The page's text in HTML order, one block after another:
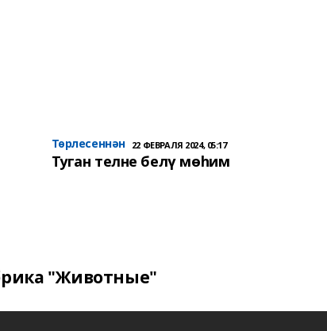
Төрлесеннән 22 ФЕВРАЛЯ 2024, 05:17
Туган телне белү мөһим
"Животные"